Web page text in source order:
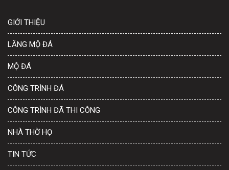
GIỚI THIỆU
LĂNG MỘ ĐÁ
MỘ ĐÁ
CÔNG TRÌNH ĐÁ
CÔNG TRÌNH ĐÃ THI CÔNG
NHÀ THỜ HỌ
TIN TỨC